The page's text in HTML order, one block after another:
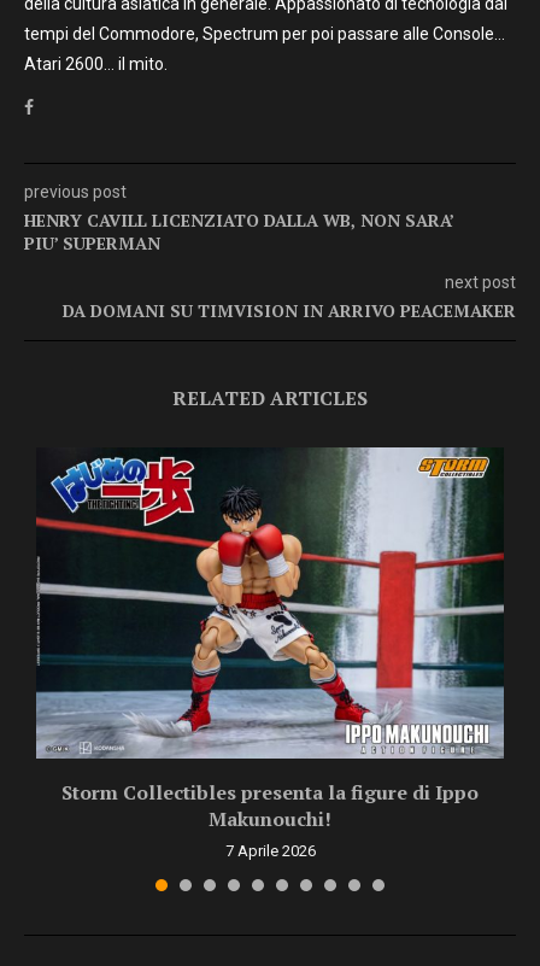
tempi del Commodore, Spectrum per poi passare alle Console…
Atari 2600… il mito.
previous post
HENRY CAVILL LICENZIATO DALLA WB, NON SARA’
PIU’ SUPERMAN
next post
DA DOMANI SU TIMVISION IN ARRIVO PEACEMAKER
RELATED ARTICLES
Storm Collectibles presenta la figure di Ippo
Makunouchi!
7 Aprile 2026